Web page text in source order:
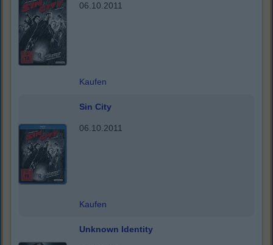
06.10.2011
Kaufen
Sin City
06.10.2011
Kaufen
Unknown Identity